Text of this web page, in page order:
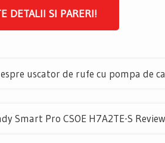
DETALII SI PARERI!
uscator de rufe cu pompa de
Smart Pro CSOE H7A2TE-S